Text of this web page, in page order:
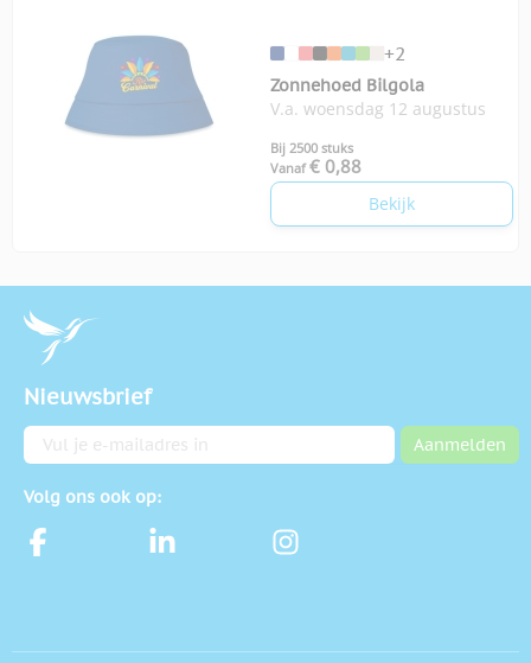
+2
Zonnehoed Bilgola
V.a. woensdag 12 augustus
Bij 2500 stuks
Vanaf € 0,88
Bekijk
Nieuwsbrief
E-mailadres Aanmelden
Volg ons ook op: